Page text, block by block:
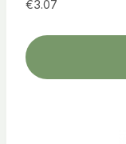
€3.07